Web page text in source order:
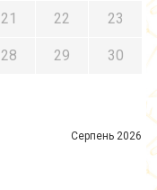
Серпень 2026
21 22 23
28 29 30